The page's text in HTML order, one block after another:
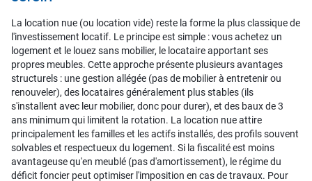
La location nue (ou location vide) reste la forme la plus classique de
l'investissement locatif. Le principe est simple : vous achetez un
logement et le louez sans mobilier, le locataire apportant ses
propres meubles. Cette approche présente plusieurs avantages
structurels : une gestion allégée (pas de mobilier à entretenir ou
renouveler), des locataires généralement plus stables (ils
s'installent avec leur mobilier, donc pour durer), et des baux de 3
ans minimum qui limitent la rotation. La location nue attire
principalement les familles et les actifs installés, des profils souvent
solvables et respectueux du logement. Si la fiscalité est moins
avantageuse qu'en meublé (pas d'amortissement), le régime du
déficit foncier peut optimiser l'imposition en cas de travaux. Pour